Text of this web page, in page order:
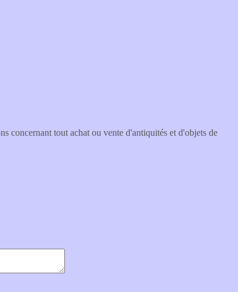
concernant tout achat ou vente d'antiquités et d'objets de